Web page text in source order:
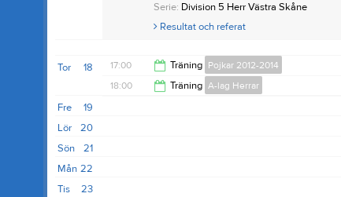
Serie: Division 5 Herr Västra Skåne
Resultat och referat
18
Tor 17:00 Träning Pojkar 2012-2014
18:00 Träning A-lag Herrar
19
Fre
20
Lör
21
Sön
22
Mån
23
Tis